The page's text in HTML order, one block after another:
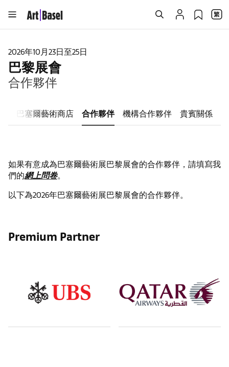
2026年10月23日至25日
巴黎展會
合作夥伴
巴塞爾藝術商店 合作夥伴 機構合作夥伴 貴賓關係
如果有意成為巴塞爾藝術展巴黎展會的合作夥伴，請填寫我
們的網上問卷。
以下為2026年巴塞爾藝術展巴黎展會的合作夥伴。
Premium Partner